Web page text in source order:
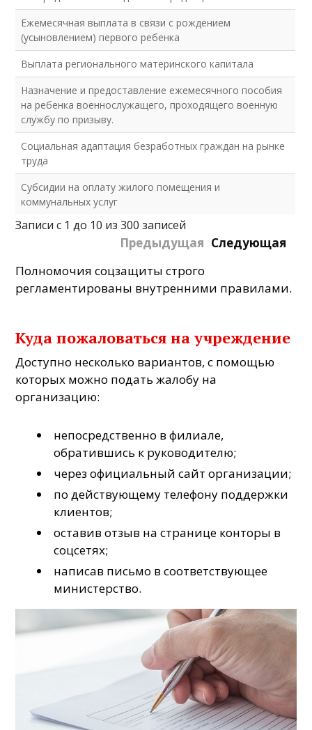
Ежемесячная выплата в связи с рождением
(усыновлением) первого ребенка
Выплата регионального материнского капитала
Назначение и предоставление ежемесячного пособия
на ребенка военнослужащего, проходящего военную
службу по призыву.
Социальная адаптация безработных граждан на рынке
труда
Субсидии на оплату жилого помещения и
коммунальных услуг
Записи с 1 до 10 из 300 записей
Предыдущая Следующая
Полномочия соцзащиты строго
регламентированы внутренними правилами.
Куда пожаловаться на учреждение
Доступно несколько вариантов, с помощью
которых можно подать жалобу на
организацию:
непосредственно в филиале,
обратившись к руководителю;
через официальный сайт организации;
по действующему телефону поддержки
клиентов;
оставив отзыв на странице конторы в
соцсетях;
написав письмо в соответствующее
министерство.